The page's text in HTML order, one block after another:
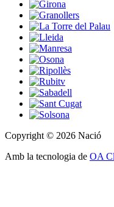
Copyright © 2026 Nació
Amb la tecnologia de OA